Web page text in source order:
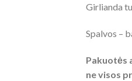
Girlianda
Spalvos –
Pakuotės
ne visos